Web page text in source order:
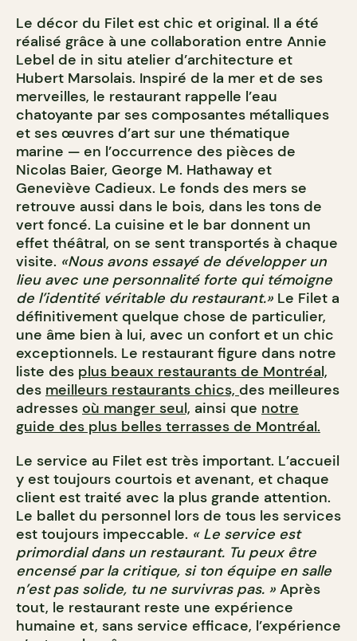
Le décor du Filet est chic et original. Il a été
réalisé grâce à une collaboration entre Annie
Lebel de in situ atelier d’architecture et
Hubert Marsolais. Inspiré de la mer et de ses
merveilles, le restaurant rappelle l’eau
chatoyante par ses composantes métalliques
et ses œuvres d’art sur une thématique
marine — en l’occurrence des pièces de
Nicolas Baier, George M. Hathaway et
Geneviève Cadieux. Le fonds des mers se
retrouve aussi dans le bois, dans les tons de
vert foncé. La cuisine et le bar donnent un
effet théâtral, on se sent transportés à chaque
visite. «Nous avons essayé de développer un
lieu avec une personnalité forte qui témoigne
de l’identité véritable du restaurant.» Le Filet a
définitivement quelque chose de particulier,
une âme bien à lui, avec un confort et un chic
exceptionnels. Le restaurant figure dans notre
liste des plus beaux restaurants de Montréal,
des meilleurs restaurants chics, des meilleures
adresses où manger seul, ainsi que notre
guide des plus belles terrasses de Montréal.
Le service au Filet est très important. L’accueil
y est toujours courtois et avenant, et chaque
client est traité avec la plus grande attention.
Le ballet du personnel lors de tous les services
est toujours impeccable. « Le service est
primordial dans un restaurant. Tu peux être
encensé par la critique, si ton équipe en salle
n’est pas solide, tu ne survivras pas. » Après
tout, le restaurant reste une expérience
humaine et, sans service efficace, l’expérience